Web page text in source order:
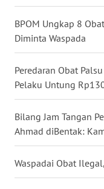
BPOM Ungkap 8
Diminta Waspada
Peredaran Obat
Pelaku Untung
Bilang Jam Tangan
Ahmad diBentak:
Waspadai Obat
NUSANTARA
JOGJA
JATIM
WN
BALI